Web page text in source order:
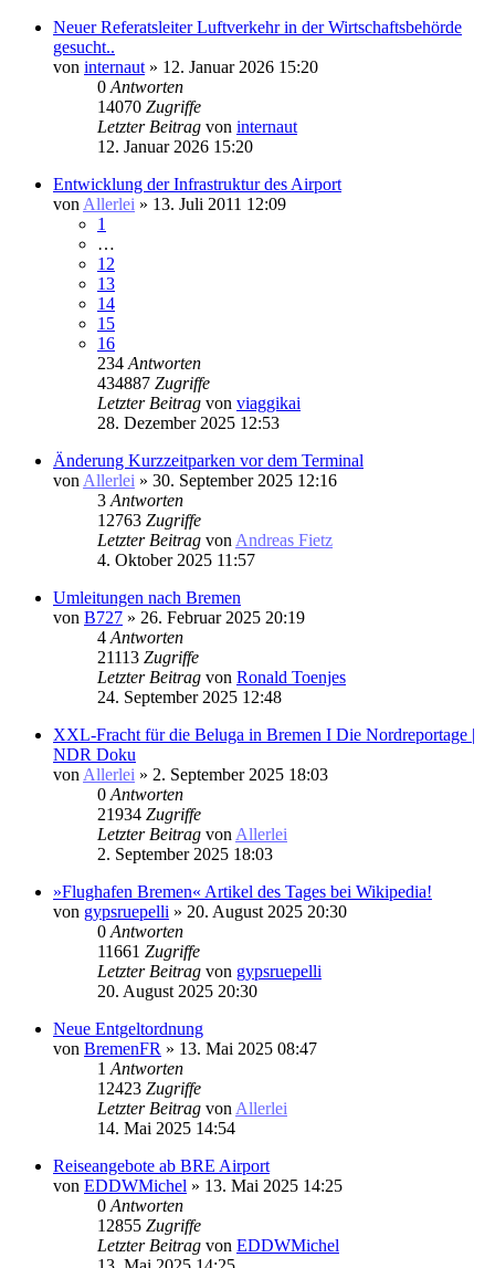
Neuer Referatsleiter Luftverkehr in der Wirtschaftsbehörde
gesucht..
von internaut » 12. Januar 2026 15:20
0 Antworten
14070 Zugriffe
Letzter Beitrag von internaut
12. Januar 2026 15:20
Entwicklung der Infrastruktur des Airport
von Allerlei » 13. Juli 2011 12:09
1
…
12
13
14
15
16
234 Antworten
434887 Zugriffe
Letzter Beitrag von viaggikai
28. Dezember 2025 12:53
Änderung Kurzzeitparken vor dem Terminal
von Allerlei » 30. September 2025 12:16
3 Antworten
12763 Zugriffe
Letzter Beitrag von Andreas Fietz
4. Oktober 2025 11:57
Umleitungen nach Bremen
von B727 » 26. Februar 2025 20:19
4 Antworten
21113 Zugriffe
Letzter Beitrag von Ronald Toenjes
24. September 2025 12:48
XXL-Fracht für die Beluga in Bremen I Die Nordreportage |
NDR Doku
von Allerlei » 2. September 2025 18:03
0 Antworten
21934 Zugriffe
Letzter Beitrag von Allerlei
2. September 2025 18:03
»Flughafen Bremen« Artikel des Tages bei Wikipedia!
von gypsruepelli » 20. August 2025 20:30
0 Antworten
11661 Zugriffe
Letzter Beitrag von gypsruepelli
20. August 2025 20:30
Neue Entgeltordnung
von BremenFR » 13. Mai 2025 08:47
1 Antworten
12423 Zugriffe
Letzter Beitrag von Allerlei
14. Mai 2025 14:54
Reiseangebote ab BRE Airport
von EDDWMichel » 13. Mai 2025 14:25
0 Antworten
12855 Zugriffe
Letzter Beitrag von EDDWMichel